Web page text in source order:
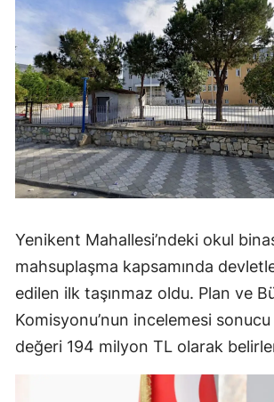
Yenikent Mahallesi’ndeki okul
mahsuplaşma kapsamında
edilen ilk taşınmaz oldu. Plan ve
Komisyonu’nun incelemesi sonucu
değeri 194 milyon TL olarak